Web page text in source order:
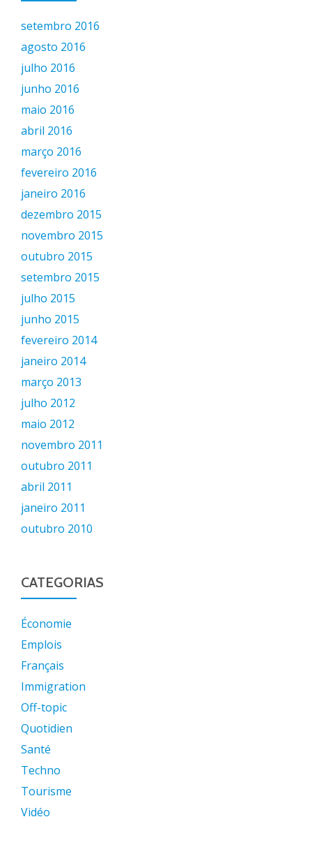
setembro 2016
agosto 2016
julho 2016
junho 2016
maio 2016
abril 2016
março 2016
fevereiro 2016
janeiro 2016
dezembro 2015
novembro 2015
outubro 2015
setembro 2015
julho 2015
junho 2015
fevereiro 2014
janeiro 2014
março 2013
julho 2012
maio 2012
novembro 2011
outubro 2011
abril 2011
janeiro 2011
outubro 2010
CATEGORIAS
Économie
Emplois
Français
Immigration
Off-topic
Quotidien
Santé
Techno
Tourisme
Vidéo